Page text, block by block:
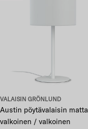
VALAISIN GRÖNLUND
Austin pöytävalaisin matta
valkoinen / valkoinen